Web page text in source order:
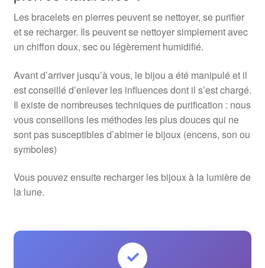
Les bracelets en pierres peuvent se nettoyer, se purifier
et se recharger. Ils peuvent se nettoyer simplement avec
un chiffon doux, sec ou légèrement humidifié.
Avant d’arriver jusqu’à vous, le bijou a été manipulé et il
est conseillé d’enlever les influences dont il s’est chargé.
Il existe de nombreuses techniques de purification : nous
vous conseillons les méthodes les plus douces qui ne
sont pas susceptibles d’abimer le bijoux (encens, son ou
symboles)
Vous pouvez ensuite recharger les bijoux à la lumière de
la lune.
✓